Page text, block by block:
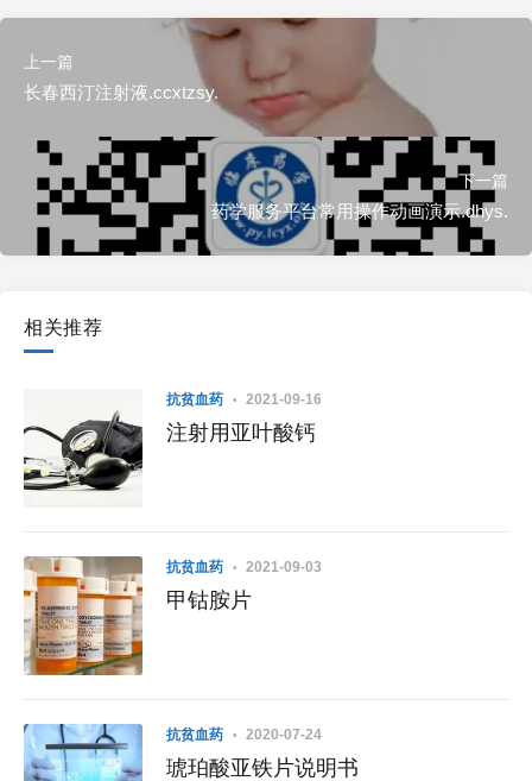
上一篇
长春西汀注射液.ccxtzsy.
下一篇
药学服务平台常用操作动画演示.dhys.
相关推荐
抗贫血药 2021-09-16
注射用亚叶酸钙
抗贫血药 2021-09-03
甲钴胺片
抗贫血药 2020-07-24
琥珀酸亚铁片说明书